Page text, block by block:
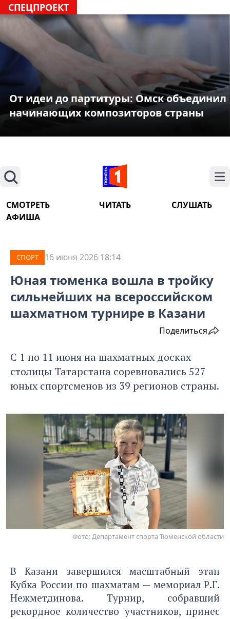
СПЕЦПРОЕКТ
От идеи до партитуры: Омск объединил
начинающих композиторов страны
Поиск
СМОТРЕТЬ ЧИТАТЬ
СЛУШАТЬ
АФИША
СПОРТ 16 июня 2026 18:14
Юная тюменка вошла в тройку
сильнейших на всероссийском
шахматном турнире в Казани
Поделиться
С 1 по 11 июня на шахматных досках
столицы Татарстана соревновались 527
юных спортсменов из 39 регионов страны.
Фото: Департамент спорта Тюменской области
В Казани завершился масштабный этап
Кубка России по шахматам — мемориал Р.Г.
Нежметдинова. Турнир, собравший
рекордное количество участников, принес